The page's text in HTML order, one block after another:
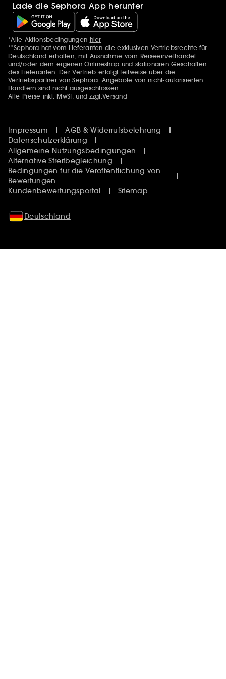
Lade die Sephora App herunter
Zusätzlich Erwähnungen
*Alle Aktionsbedingungen hier
**Sephora hat vom Lieferanten die exklusiven Vertriebsrechte für
Deutschland erhalten, mit Ausnahme vom Reiseeinzelhandel
und/oder dem eigenen Onlineshop und stationären Geschäften
des Lieferanten. Der Vertrieb erfolgt teilweise über die
Vertriebspartner von Sephora. Angebote von nicht-autorisierten
Händlern sind nicht ausgeschlossen.
Alle Preise inkl. MwSt. und zzgl.Versand
Impressum
AGB & Widerrufsbelehrung
Datenschutzerklärung
Allgemeine Nutzungsbedingungen
Alternative Streitbegleichung
Bedingungen für die Veröffentlichung von
Bewertungen
Kundenbewertungsportal
Sitemap
Deutschland